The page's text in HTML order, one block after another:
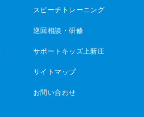
スピーチトレーニング
巡回相談・研修
サポートキッズ上新庄
サイトマップ
お問い合わせ